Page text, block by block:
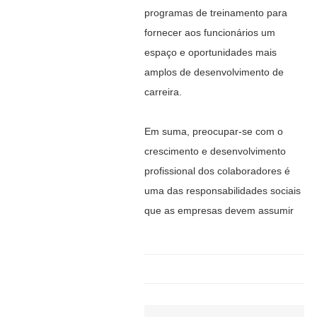
programas de treinamento para
fornecer aos funcionários um
espaço e oportunidades mais
amplos de desenvolvimento de
carreira.
Em suma, preocupar-se com o
crescimento e desenvolvimento
profissional dos colaboradores é
uma das responsabilidades sociais
que as empresas devem assumir